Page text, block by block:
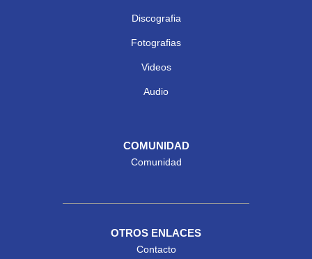
Discografia
Fotografias
Videos
Audio
COMUNIDAD
Comunidad
OTROS ENLACES
Contacto